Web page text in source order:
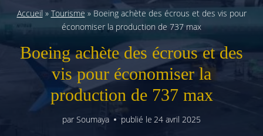
Accueil » Tourisme » Boeing achète des écrous et des vis pour
économiser la production de 737 max
Boeing achète des écrous et des
vis pour économiser la
production de 737 max
par Soumaya publié le 24 avril 2025